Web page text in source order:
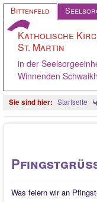
Bittenfeld
Katholische
St. Martin
in der
Winnenden
Startseite
Gemeinde
Gremien
Was feiern wir an